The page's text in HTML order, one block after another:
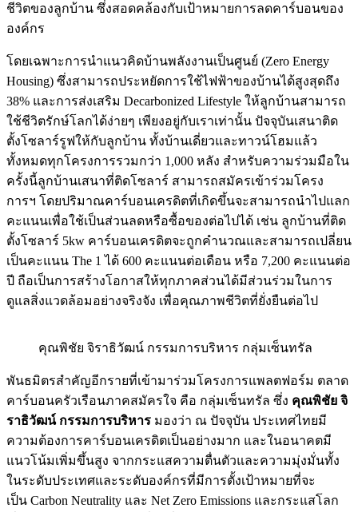
ชีวิตของลูกบ้าน ซึ่งสอดคล้องกับเป้าหมายการลดคาร์บอนของ
องค์กร
โดยเฉพาะการนำแนวคิดบ้านพลังงานเป็นศูนย์ (Zero Energy
Housing) ซึ่งสามารถประหยัดการใช้ไฟฟ้าของบ้านได้สูงสุดถึง
38% และการส่งเสริม Decarbonized Lifestyle ให้ลูกบ้านสามารถ
ใช้ชีวิตรักษ์โลกได้ง่ายๆ เพียงอยู่กับเราเท่านั้น ปัจจุบันเสนาติด
ตั้งโซลาร์รูฟให้กับลูกบ้าน ทั้งบ้านเดี่ยวและทาวน์โฮมแล้ว
ทั้งหมดทุกโครงการรวมกว่า 1,000 หลัง สำหรับความร่วมมือใน
ครั้งนี้ลูกบ้านเสนาที่ติดโซลาร์ สามารถสมัครเข้าร่วมโครง
การฯ โดยปริมาณคาร์บอนเครดิตที่เกิดขึ้นจะสามารถนำไปแลก
คะแนนเพื่อใช้เป็นส่วนลดหรือซื้อของต่อไปได้ เช่น ลูกบ้านที่ติด
ตั้งโซลาร์ 5kw คาร์บอนเครดิตจะถูกคำนวณและสามารถเปลี่ยน
เป็นคะแนน The 1 ได้ 600 คะแนนต่อเดือน หรือ 7,200 คะแนนต่อ
ปี ถือเป็นการสร้างโอกาสให้ทุกภาคส่วนได้มีส่วนร่วมในการ
ดูแลสิ่งแวดล้อมอย่างจริงจัง เพื่อคุณภาพชีวิตที่ยั่งยืนต่อไป
คุณพิชัย จิราธิวัฒน์ กรรมการบริหาร กลุ่มเซ็นทรัล
พันธมิตรสำคัญอีกรายที่เข้ามาร่วมโครงการแพลตฟอร์ม ตลาด
คาร์บอนครัวเรือนภาคสมัครใจ คือ กลุ่มเซ็นทรัล ซึ่ง คุณพิชัย จิ
ราธิวัฒน์ กรรมการบริหาร มองว่า ณ ปัจจุบัน ประเทศไทยมี
ความต้องการคาร์บอนเครดิตเป็นอย่างมาก และในอนาคตมี
แนวโน้มเพิ่มขึ้นสูง จากกระแสความตื่นตัวและความมุ่งมั่นทั้ง
ในระดับประเทศและระดับองค์กรที่มีการตั้งเป้าหมายที่จะ
เป็น Carbon Neutrality และ Net Zero Emissions และกระแสโลก